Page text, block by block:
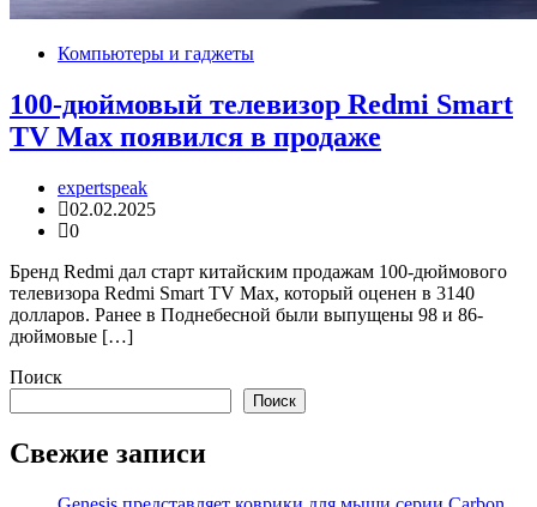
Компьютеры и гаджеты
100-дюймовый телевизор Redmi Smart
TV Max появился в продаже
expertspeak
02.02.2025
0
Бренд Redmi дал старт китайским продажам 100-дюймового
телевизора Redmi Smart TV Max, который оценен в 3140
долларов. Ранее в Поднебесной были выпущены 98 и 86-
дюймовые […]
Поиск
Поиск
Свежие записи